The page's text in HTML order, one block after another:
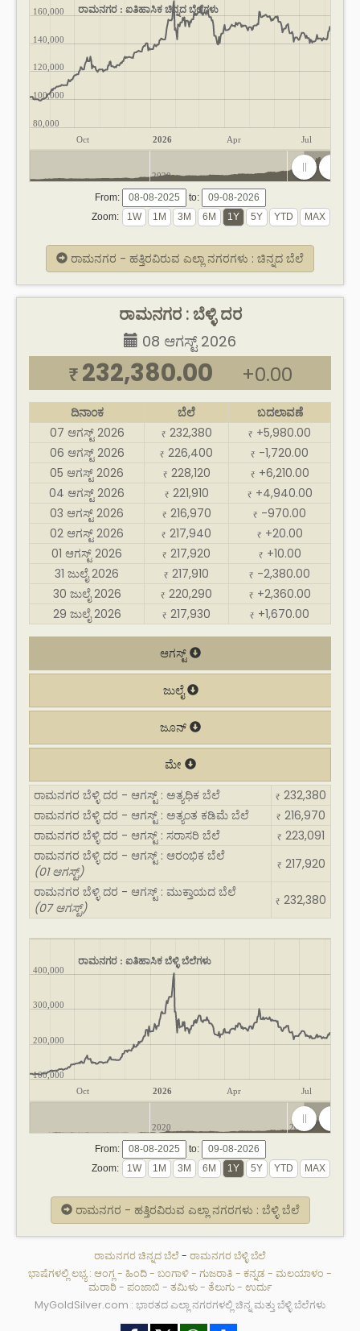
ರಾಮನಗರ : ಐತಿಹಾಸಿಕ ಚಿನ್ನದ ಬೆಲೆಗಳು
Oct 2026 Apr Jul
80,000
100,000
120,000
140,000
160,000
2020 2025
From:
to:
Zoom:
ರಾಮನಗರ - ಹತ್ತಿರವಿರುವ ಎಲ್ಲಾ ನಗರಗಳು : ಚಿನ್ನದ ಬೆಲೆ
ರಾಮನಗರ : ಬೆಳ್ಳಿ ದರ
08 ಆಗಸ್ಟ್ 2026
₹ 232,380.00 +0.00
ದಿನಾಂಕ ಬೆಲೆ
ಬದಲಾವಣೆ
07 ಆಗಸ್ಟ್ 2026
₹ 232,380 ₹ +5,980.00
06 ಆಗಸ್ಟ್ 2026
₹ 226,400 ₹ -1,720.00
05 ಆಗಸ್ಟ್ 2026
₹ 228,120 ₹ +6,210.00
04 ಆಗಸ್ಟ್ 2026
₹ 221,910 ₹ +4,940.00
03 ಆಗಸ್ಟ್ 2026
₹ 216,970 ₹ -970.00
02 ಆಗಸ್ಟ್ 2026
₹ 217,940 ₹ +20.00
01 ಆಗಸ್ಟ್ 2026
₹ 217,920 ₹ +10.00
31 ಜುಲೈ 2026
₹ 217,910 ₹ -2,380.00
30 ಜುಲೈ 2026
₹ 220,290 ₹ +2,360.00
29 ಜುಲೈ 2026
₹ 217,930 ₹ +1,670.00
ಆಗಸ್ಟ್
ಜುಲೈ
ಜೂನ್
ಮೇ
ರಾಮನಗರ ಬೆಳ್ಳಿ ದರ - ಆಗಸ್ಟ್ : ಅತ್ಯಧಿಕ ಬೆಲೆ
₹ 232,380
ರಾಮನಗರ ಬೆಳ್ಳಿ ದರ - ಆಗಸ್ಟ್ : ಅತ್ಯಂತ ಕಡಿಮೆ ಬೆಲೆ
₹ 216,970
ರಾಮನಗರ ಬೆಳ್ಳಿ ದರ - ಆಗಸ್ಟ್ : ಸರಾಸರಿ ಬೆಲೆ
₹ 223,091
ರಾಮನಗರ ಬೆಳ್ಳಿ ದರ - ಆಗಸ್ಟ್ : ಆರಂಭಿಕ ಬೆಲೆ
(01 ಆಗಸ್ಟ್)
₹ 217,920
ರಾಮನಗರ ಬೆಳ್ಳಿ ದರ - ಆಗಸ್ಟ್ : ಮುಕ್ತಾಯದ ಬೆಲೆ
(07 ಆಗಸ್ಟ್)
₹ 232,380
ರಾಮನಗರ : ಐತಿಹಾಸಿಕ ಬೆಳ್ಳಿ ಬೆಲೆಗಳು
Oct 2026 Apr Jul
100,000
200,000
300,000
400,000
2020 2025
From:
to:
Zoom:
ರಾಮನಗರ - ಹತ್ತಿರವಿರುವ ಎಲ್ಲಾ ನಗರಗಳು : ಬೆಳ್ಳಿ ಬೆಲೆ
ರಾಮನಗರ ಚಿನ್ನದ ಬೆಲೆ- ರಾಮನಗರ ಬೆಳ್ಳಿ ಬೆಲೆ
ಭಾಷೆಗಳಲ್ಲಿ ಲಭ್ಯ : ಆಂಗ್ಲ - ಹಿಂದಿ- ಬಂಗಾಳಿ- ಗುಜರಾತಿ - ಕನ್ನಡ - ಮಲಯಾಳಂ -
ಮರಾಠಿ- ಪಂಜಾಬಿ - ತಮಿಳು- ತೆಲುಗು- ಉರ್ದು
MyGoldSilver.com : ಭಾರತದ ಎಲ್ಲಾ ನಗರಗಳಲ್ಲಿ ಚಿನ್ನ ಮತ್ತು ಬೆಳ್ಳಿ ಬೆಲೆಗಳು